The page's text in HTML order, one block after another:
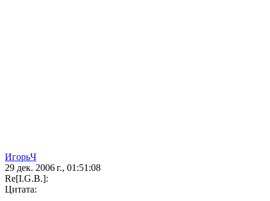
ИгорьЧ
29 дек. 2006 г., 01:51:08
Re[I.G.B.]:
Цитата: